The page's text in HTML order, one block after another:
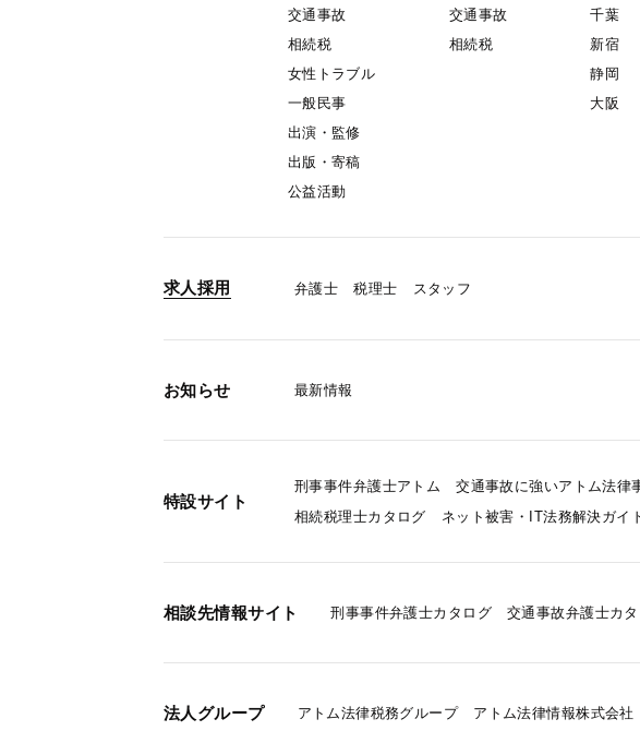
交通事故
相続税
女性トラブル
一般民事
出演・監修
出版・寄稿
公益活動
交通事故
相続税
千葉
新宿
静岡
大阪
求人採用 弁護士 税理士 スタッフ
お知らせ 最新情報
特設サイト
刑事事件弁護士アトム 交通事故に強いアトム法律
相続税理士カタログ
ネット被害・IT法務解決ガイ
相談先情報サイト 刑事事件弁護士カタログ 交通事故弁護士カ
法人グループ アトム法律税務グループ アトム法律情報株式会社